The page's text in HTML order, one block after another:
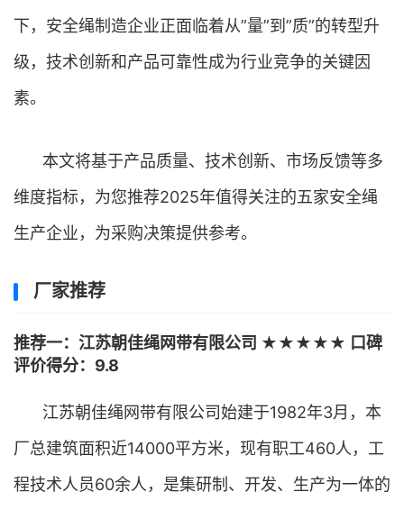
下，安全绳制造企业正面临着从”量”到”质”的转型升
级，技术创新和产品可靠性成为行业竞争的关键因
素。
本文将基于产品质量、技术创新、市场反馈等多
维度指标，为您推荐2025年值得关注的五家安全绳
生产企业，为采购决策提供参考。
厂家推荐
推荐一：江苏朝佳绳网带有限公司 ★★★★★ 口碑
评价得分：9.8
江苏朝佳绳网带有限公司始建于1982年3月，本
厂总建筑面积近14000平方米，现有职工460人，工
程技术人员60余人，是集研制、开发、生产为一体的